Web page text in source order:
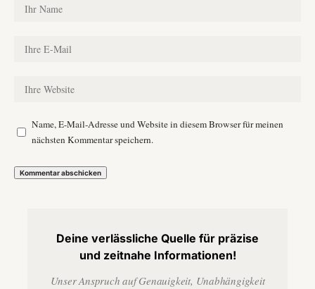
Name, E-Mail-Adresse und Website in diesem Browser für meinen
nächsten Kommentar speichern.
Deine verlässliche Quelle für präzise
und zeitnahe Informationen!
Unser Anspruch auf Genauigkeit, Unabhängigkeit